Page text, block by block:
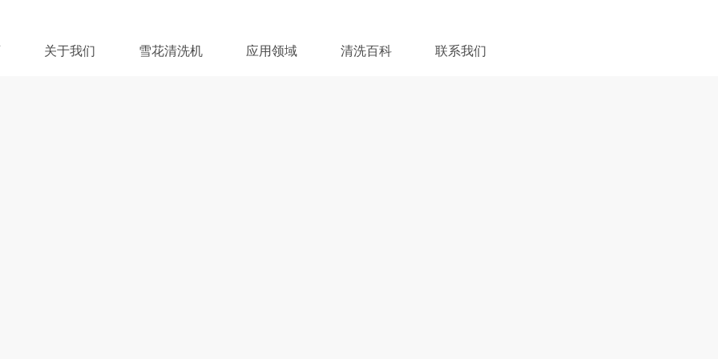
关于我们 雪花清洗机 应用领域 清洗百科 联系我们